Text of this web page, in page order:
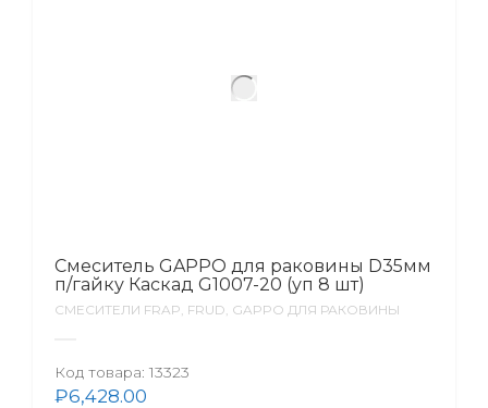
Смеситель GAPPO для раковины D35мм
п/гайку Каскад G1007-20 (уп 8 шт)
СМЕСИТЕЛИ FRAP, FRUD, GAPPO ДЛЯ РАКОВИНЫ
Код товара: 13323
₽6,428.00